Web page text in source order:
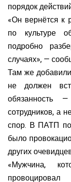
порядок
«Он вернётся к
по культуре
подробно
случаях», —
Там же
не должен
обязанность
сотрудников, а
спор. В ПАТП
было
других
«Мужчина,